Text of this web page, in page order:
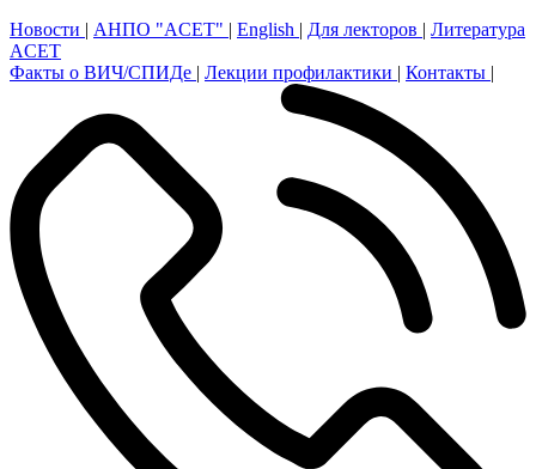
Новости | АНПО "ACET" | English | Для лекторов | Литература
ACET
Факты о ВИЧ/СПИДе | Лекции профилактики | Контакты |